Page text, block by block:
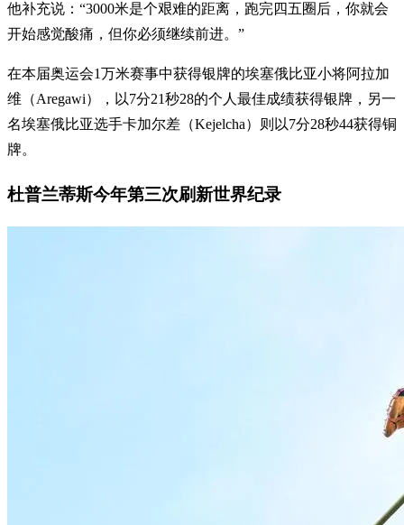
他补充说：“3000米是个艰难的距离，跑完四五圈后，你就会
开始感觉酸痛，但你必须继续前进。”
在本届奥运会1万米赛事中获得银牌的埃塞俄比亚小将阿拉加
维（Aregawi），以7分21秒28的个人最佳成绩获得银牌，另一
名埃塞俄比亚选手卡加尔差（Kejelcha）则以7分28秒44获得铜
牌。
杜普兰蒂斯今年第三次刷新世界纪录